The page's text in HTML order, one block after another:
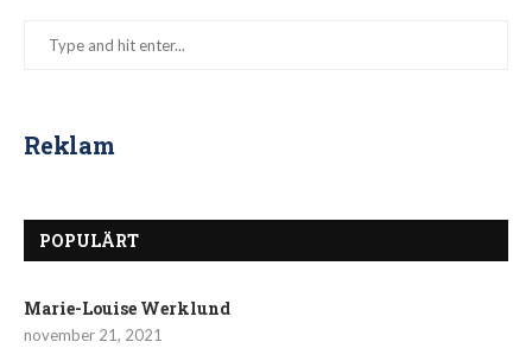
Reklam
POPULÄRT
Marie-Louise Werklund
november 21, 2021